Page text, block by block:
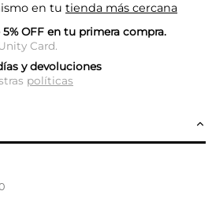
en tu tienda más cercana
OFF en tu primera compra.
Card.
y devoluciones
políticas